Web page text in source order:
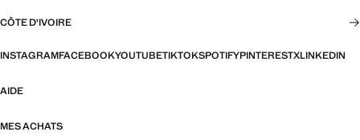
CÔTE D'IVOIRE
INSTAGRAMFACEBOOKYOUTUBETIKTOKSPOTIFYPINTERESTXLINKEDIN
AIDE
MES ACHATS